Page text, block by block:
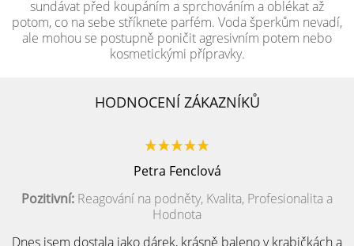
sundávat před koupáním a sprchováním a oblékat až
potom, co na sebe stříknete parfém. Voda šperkům nevadí,
ale mohou se postupně poničit agresivním potem nebo
kosmetickými přípravky.
HODNOCENÍ ZÁKAZNÍKŮ
Petra Fenclová
Pozitivní: Reagování na podněty, Kvalita, Profesionalita a
Hodnota
Dnes jsem dostala jako dárek, krásně baleno v krabičkách a